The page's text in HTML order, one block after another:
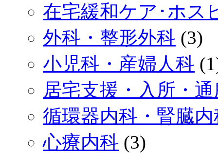
在宅緩和ケア･ホス
外科・整形外科 (3)
小児科・産婦人科
居宅支援・入所・
循環器内科・腎臓内
心療内科 (3)